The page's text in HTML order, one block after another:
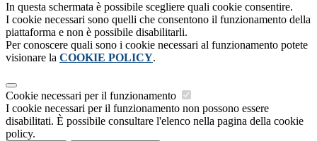
In questa schermata è possibile scegliere quali cookie consentire.
I cookie necessari sono quelli che consentono il funzionamento della
piattaforma e non è possibile disabilitarli.
Per conoscere quali sono i cookie necessari al funzionamento potete
visionare la COOKIE POLICY.
Cookie necessari per il funzionamento
I cookie necessari per il funzionamento non possono essere
disabilitati. È possibile consultare l'elenco nella pagina della cookie
policy.